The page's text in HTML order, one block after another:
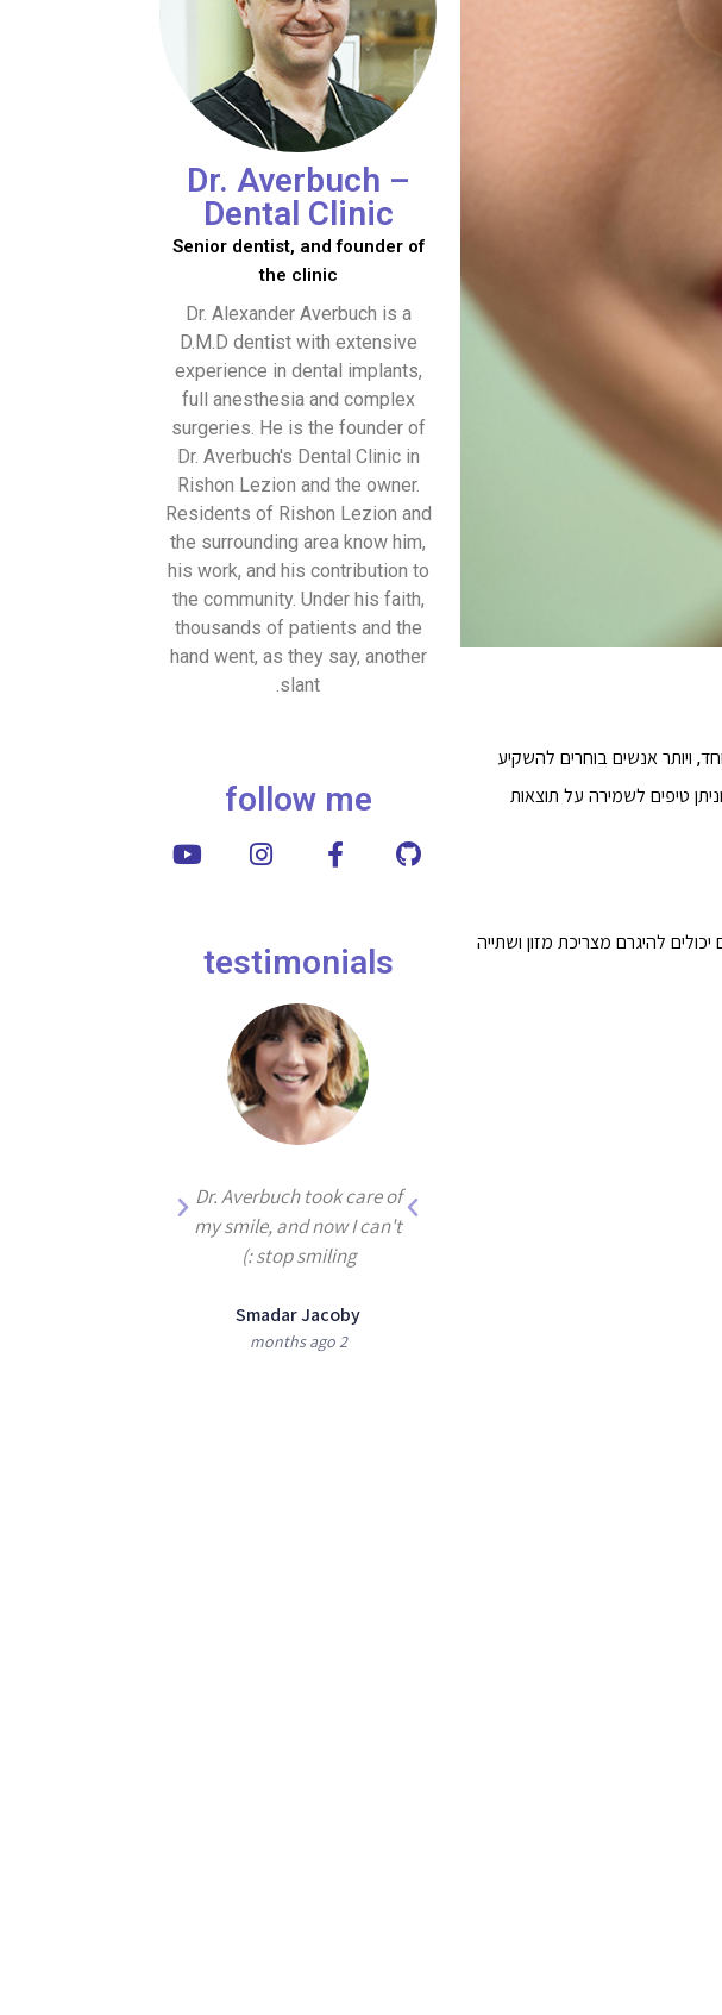
ויותר אנשים בוחרים להשקיע
טיפים לשמירה על תוצאות
להיגרם מצריכת מזון ושתייה
Dr. Averbuch –
Dental Clinic
Senior dentist, and founder of
the clinic
Dr. Alexander Averbuch is a
D.M.D dentist with extensive
experience in dental implants,
full anesthesia and complex
surgeries. He is the founder of
Dr. Averbuch's Dental Clinic in
Rishon Lezion and the owner.
Residents of Rishon Lezion and
the surrounding area know him,
his work, and his contribution to
the community. Under his faith,
thousands of patients and the
hand went, as they say, another
slant.
follow me
testimonials
Dr. Averbuch took care of
my smile, and now I can't
stop smiling :)
Smadar Jacoby
2 months ago